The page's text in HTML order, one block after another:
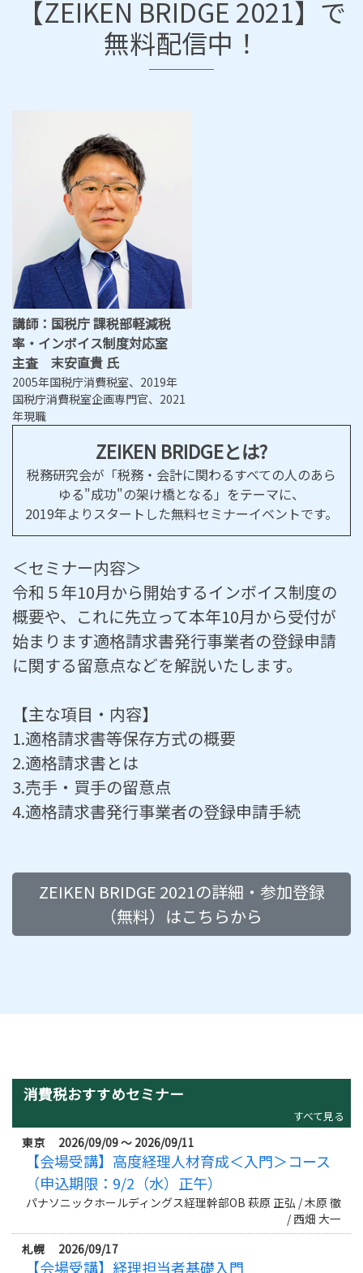
【ZEIKEN BRIDGE 2021】で
無料配信中！
講師：国税庁 課税部軽減税
率・インボイス制度対応室
主査 末安直貴 氏
2005年国税庁消費税室、2019年
国税庁消費税室企画専門官、2021
年現職
ZEIKEN BRIDGEとは?
税務研究会が「税務・会計に関わるすべての人のあら
ゆる"成功"の架け橋となる」をテーマに、
2019年よりスタートした無料セミナーイベントです。
＜セミナー内容＞
令和５年10月から開始するインボイス制度の
概要や、これに先立って本年10月から受付が
始まります適格請求書発行事業者の登録申請
に関する留意点などを解説いたします。
【主な項目・内容】
1.適格請求書等保存方式の概要
2.適格請求書とは
3.売手・買手の留意点
4.適格請求書発行事業者の登録申請手続
ZEIKEN BRIDGE 2021の詳細・参加登録
（無料）はこちらから
消費税おすすめセミナー
すべて見る
東京 2026/09/09 ～ 2026/09/11
【会場受講】高度経理人材育成＜入門＞コース
（申込期限：9/2（水）正午）
パナソニックホールディングス経理幹部OB 萩原 正弘 / 木原 徹
/ 西畑 大一
札幌 2026/09/17
【会場受講】経理担当者基礎入門